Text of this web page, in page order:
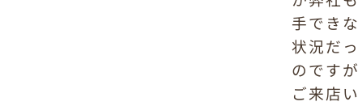
手でき
状況だ
のですが
ご来店